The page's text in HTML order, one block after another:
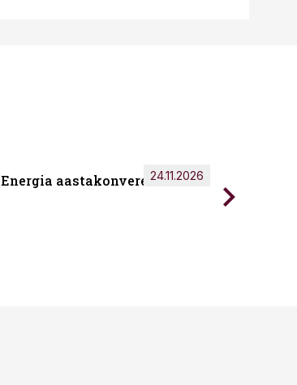
Energia aastakonverents 2026
24.11.2026